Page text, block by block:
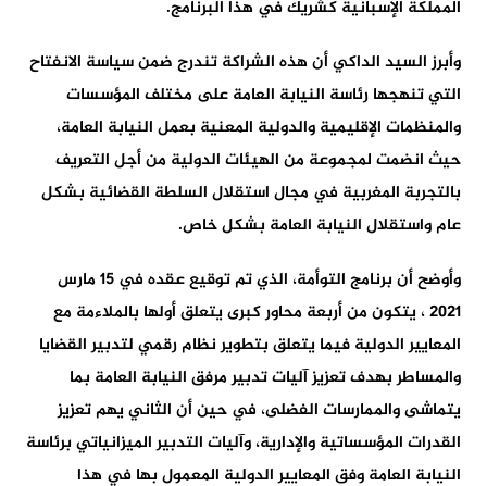
المملكة الإسبانية كشريك في هذا البرنامج.
وأبرز السيد الداكي أن هذه الشراكة تندرج ضمن سياسة الانفتاح
التي تنهجها رئاسة النيابة العامة على مختلف المؤسسات
والمنظمات الإقليمية والدولية المعنية بعمل النيابة العامة،
حيث انضمت لمجموعة من الهيئات الدولية من أجل التعريف
بالتجربة المغربية في مجال استقلال السلطة القضائية بشكل
عام واستقلال النيابة العامة بشكل خاص.
وأوضح أن برنامج التوأمة، الذي تم توقيع عقده في 15 مارس
2021 ، يتكون من أربعة محاور كبرى يتعلق أولها بالملاءمة مع
المعايير الدولية فيما يتعلق بتطوير نظام رقمي لتدبير القضايا
والمساطر بهدف تعزيز آليات تدبير مرفق النيابة العامة بما
يتماشى والممارسات الفضلى، في حين أن الثاني يهم تعزيز
القدرات المؤسساتية والإدارية، وآليات التدبير الميزانياتي برئاسة
النيابة العامة وفق المعايير الدولية المعمول بها في هذا